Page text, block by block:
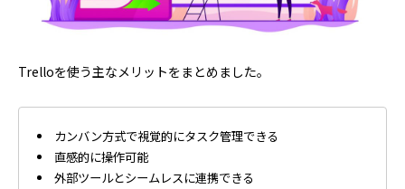
Trelloを使う主なメリットをまとめました。
カンバン方式で視覚的にタスク管理できる
直感的に操作可能
外部ツールとシームレスに連携できる